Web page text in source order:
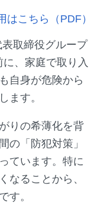
はこちら（PDF）
取締役グループ
、家庭で取り入
自身が危険から
ます。
りの希薄化を背
の「防犯対策」
ています。特に
なることから、
す。